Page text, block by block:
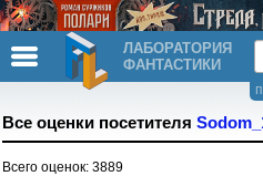
ЛАБОРАТОРИЯ
ФАНТАСТИКИ
Все оценки посетителя
Всего оценок: 3889